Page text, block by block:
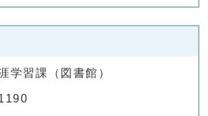
学習課（図書館）